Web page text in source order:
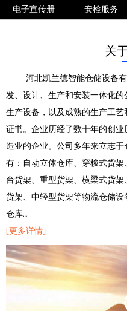
电子宣传册 安检服务
关
河北凯兰德智能仓储设备有
发、设计、生产和安装一体化
生产设备，以及成熟的生产工
证书。企业历经了数十年的创
造业的企业。公司多年来立志
有：自动立体仓库、穿梭式货
台货架、重型货架、横梁式货
货架、中轻型货架等物流仓储
仓库…
[更多详情]